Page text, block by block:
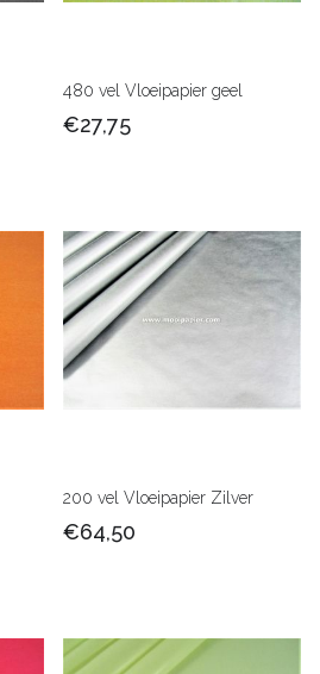
480 vel Vloeipapier geel
€27,75
200 vel Vloeipapier Zilver
€64,50